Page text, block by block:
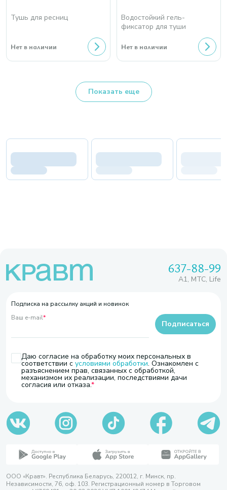
Тушь для ресниц
Нет в наличии
Водостойкий гель-
фиксатор для туши
Нет в наличии
Показать еще
637-88-99
A1, МТС, Life
Подписка на рассылку акций и новинок
Ваш e-mail*
Даю согласие на обработку моих персональных в
соответствии с условиями обработки. Ознакомлен с
разъяснением прав, связанных с обработкой,
механизмом их реализации, последствиями дачи
согласия или отказа.
Подписаться
ООО «Кравт». Республика Беларусь, 220012, г. Минск, пр.
Независимости, 76, оф. 103. Регистрационный номер в Торговом